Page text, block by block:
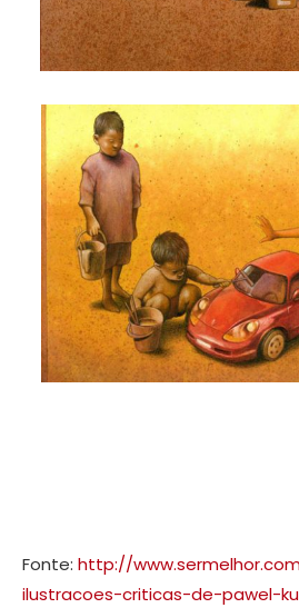
Fonte: http://
ilustracoes-criticas-de-pawel-